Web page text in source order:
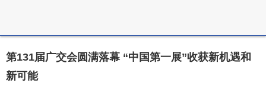
第131届广交会圆满落幕 “中国第一展”收获新机遇和
新可能